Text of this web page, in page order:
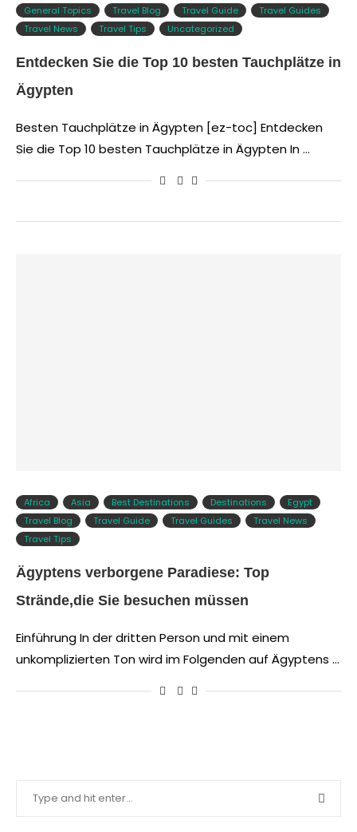
General Topics Travel Blog Travel Guide
Travel Guides
Travel News
Travel Tips Uncategorized
Entdecken Sie die Top 10 besten Tauchplätze in
Ägypten
Besten Tauchplätze in Ägypten [ez-toc] Entdecken
Sie die Top 10 besten Tauchplätze in Ägypten In …
Africa Asia Best Destinations Destinations
Egypt
Travel Blog
Travel Guide Travel Guides
Travel News
Travel Tips
Ägyptens verborgene Paradiese: Top
Strände,die Sie besuchen müssen
Einführung In der dritten Person und mit einem
unkomplizierten Ton wird im Folgenden auf Ägyptens …